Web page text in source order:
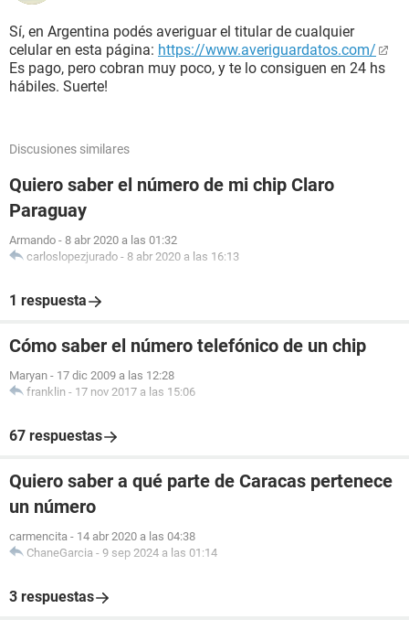
Sí, en Argentina podés averiguar el titular de cualquier
celular en esta página: https://www.averiguardatos.com/
Es pago, pero cobran muy poco, y te lo consiguen en 24 hs
hábiles. Suerte!
Discusiones similares
Quiero saber el número de mi chip Claro
Paraguay
Armando - 8 abr 2020 a las 01:32
carloslopezjurado - 8 abr 2020 a las 16:13
1 respuesta
Cómo saber el número telefónico de un chip
Maryan - 17 dic 2009 a las 12:28
franklin - 17 nov 2017 a las 15:06
67 respuestas
Quiero saber a qué parte de Caracas pertenece
un número
carmencita - 14 abr 2020 a las 04:38
ChaneGarcia - 9 sep 2024 a las 01:14
3 respuestas